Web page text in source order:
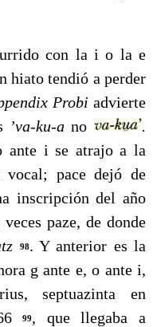
con la i o la e
hiato tendió a perder
Probiadvierte
’va-ku-a no
.
ante i se atrajo a la
vocal; pace dejó de
inscripción del año
paze, de donde
98. Y anterior es la
g ante e, o ante i,
septuazinta en
99, que llegaba a